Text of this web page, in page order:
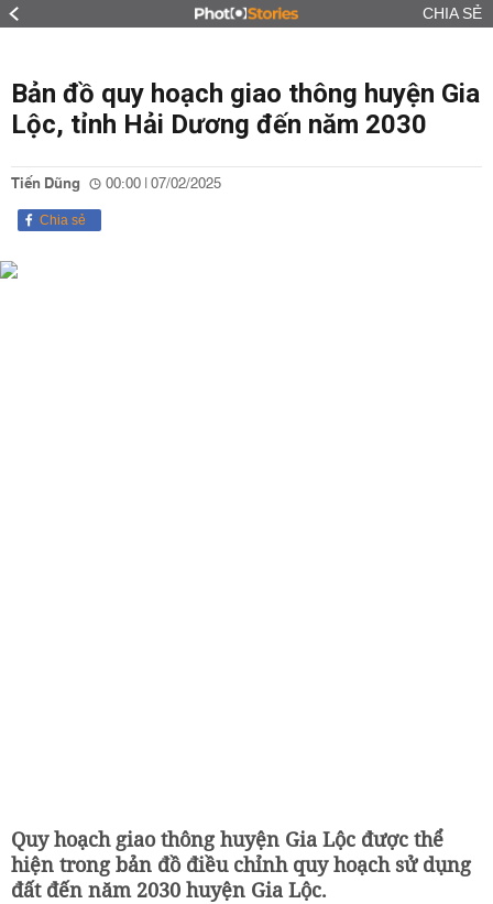
CHIA SẺ
Bản đồ quy hoạch giao thông huyện Gia
Lộc, tỉnh Hải Dương đến năm 2030
Tiến Dũng 00:00 | 07/02/2025
Chia sẻ
Quy hoạch giao thông huyện Gia Lộc được thể
hiện trong bản đồ điều chỉnh quy hoạch sử dụng
đất đến năm 2030 huyện Gia Lộc.